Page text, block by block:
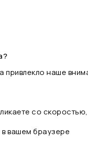
привлекло наше
со
вашем браузере